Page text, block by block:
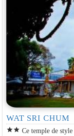
WAT SRI CHUM
starstar Ce temple de